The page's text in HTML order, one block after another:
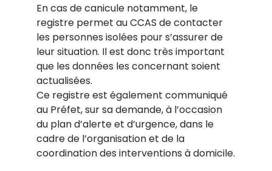
En cas de canicule notamment, le
registre permet au CCAS de contacter
les personnes isolées pour s’assurer de
leur situation. Il est donc très important
que les données les concernant soient
actualisées.
Ce registre est également communiqué
au Préfet, sur sa demande, à l’occasion
du plan d’alerte et d’urgence, dans le
cadre de l’organisation et de la
coordination des interventions à domicile.